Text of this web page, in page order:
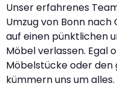
Unser erfahrenes
Umzug von Bonn nach
auf einen pünktlichen
Möbel verlassen. Egal
Möbelstücke oder
kümmern uns um alles.